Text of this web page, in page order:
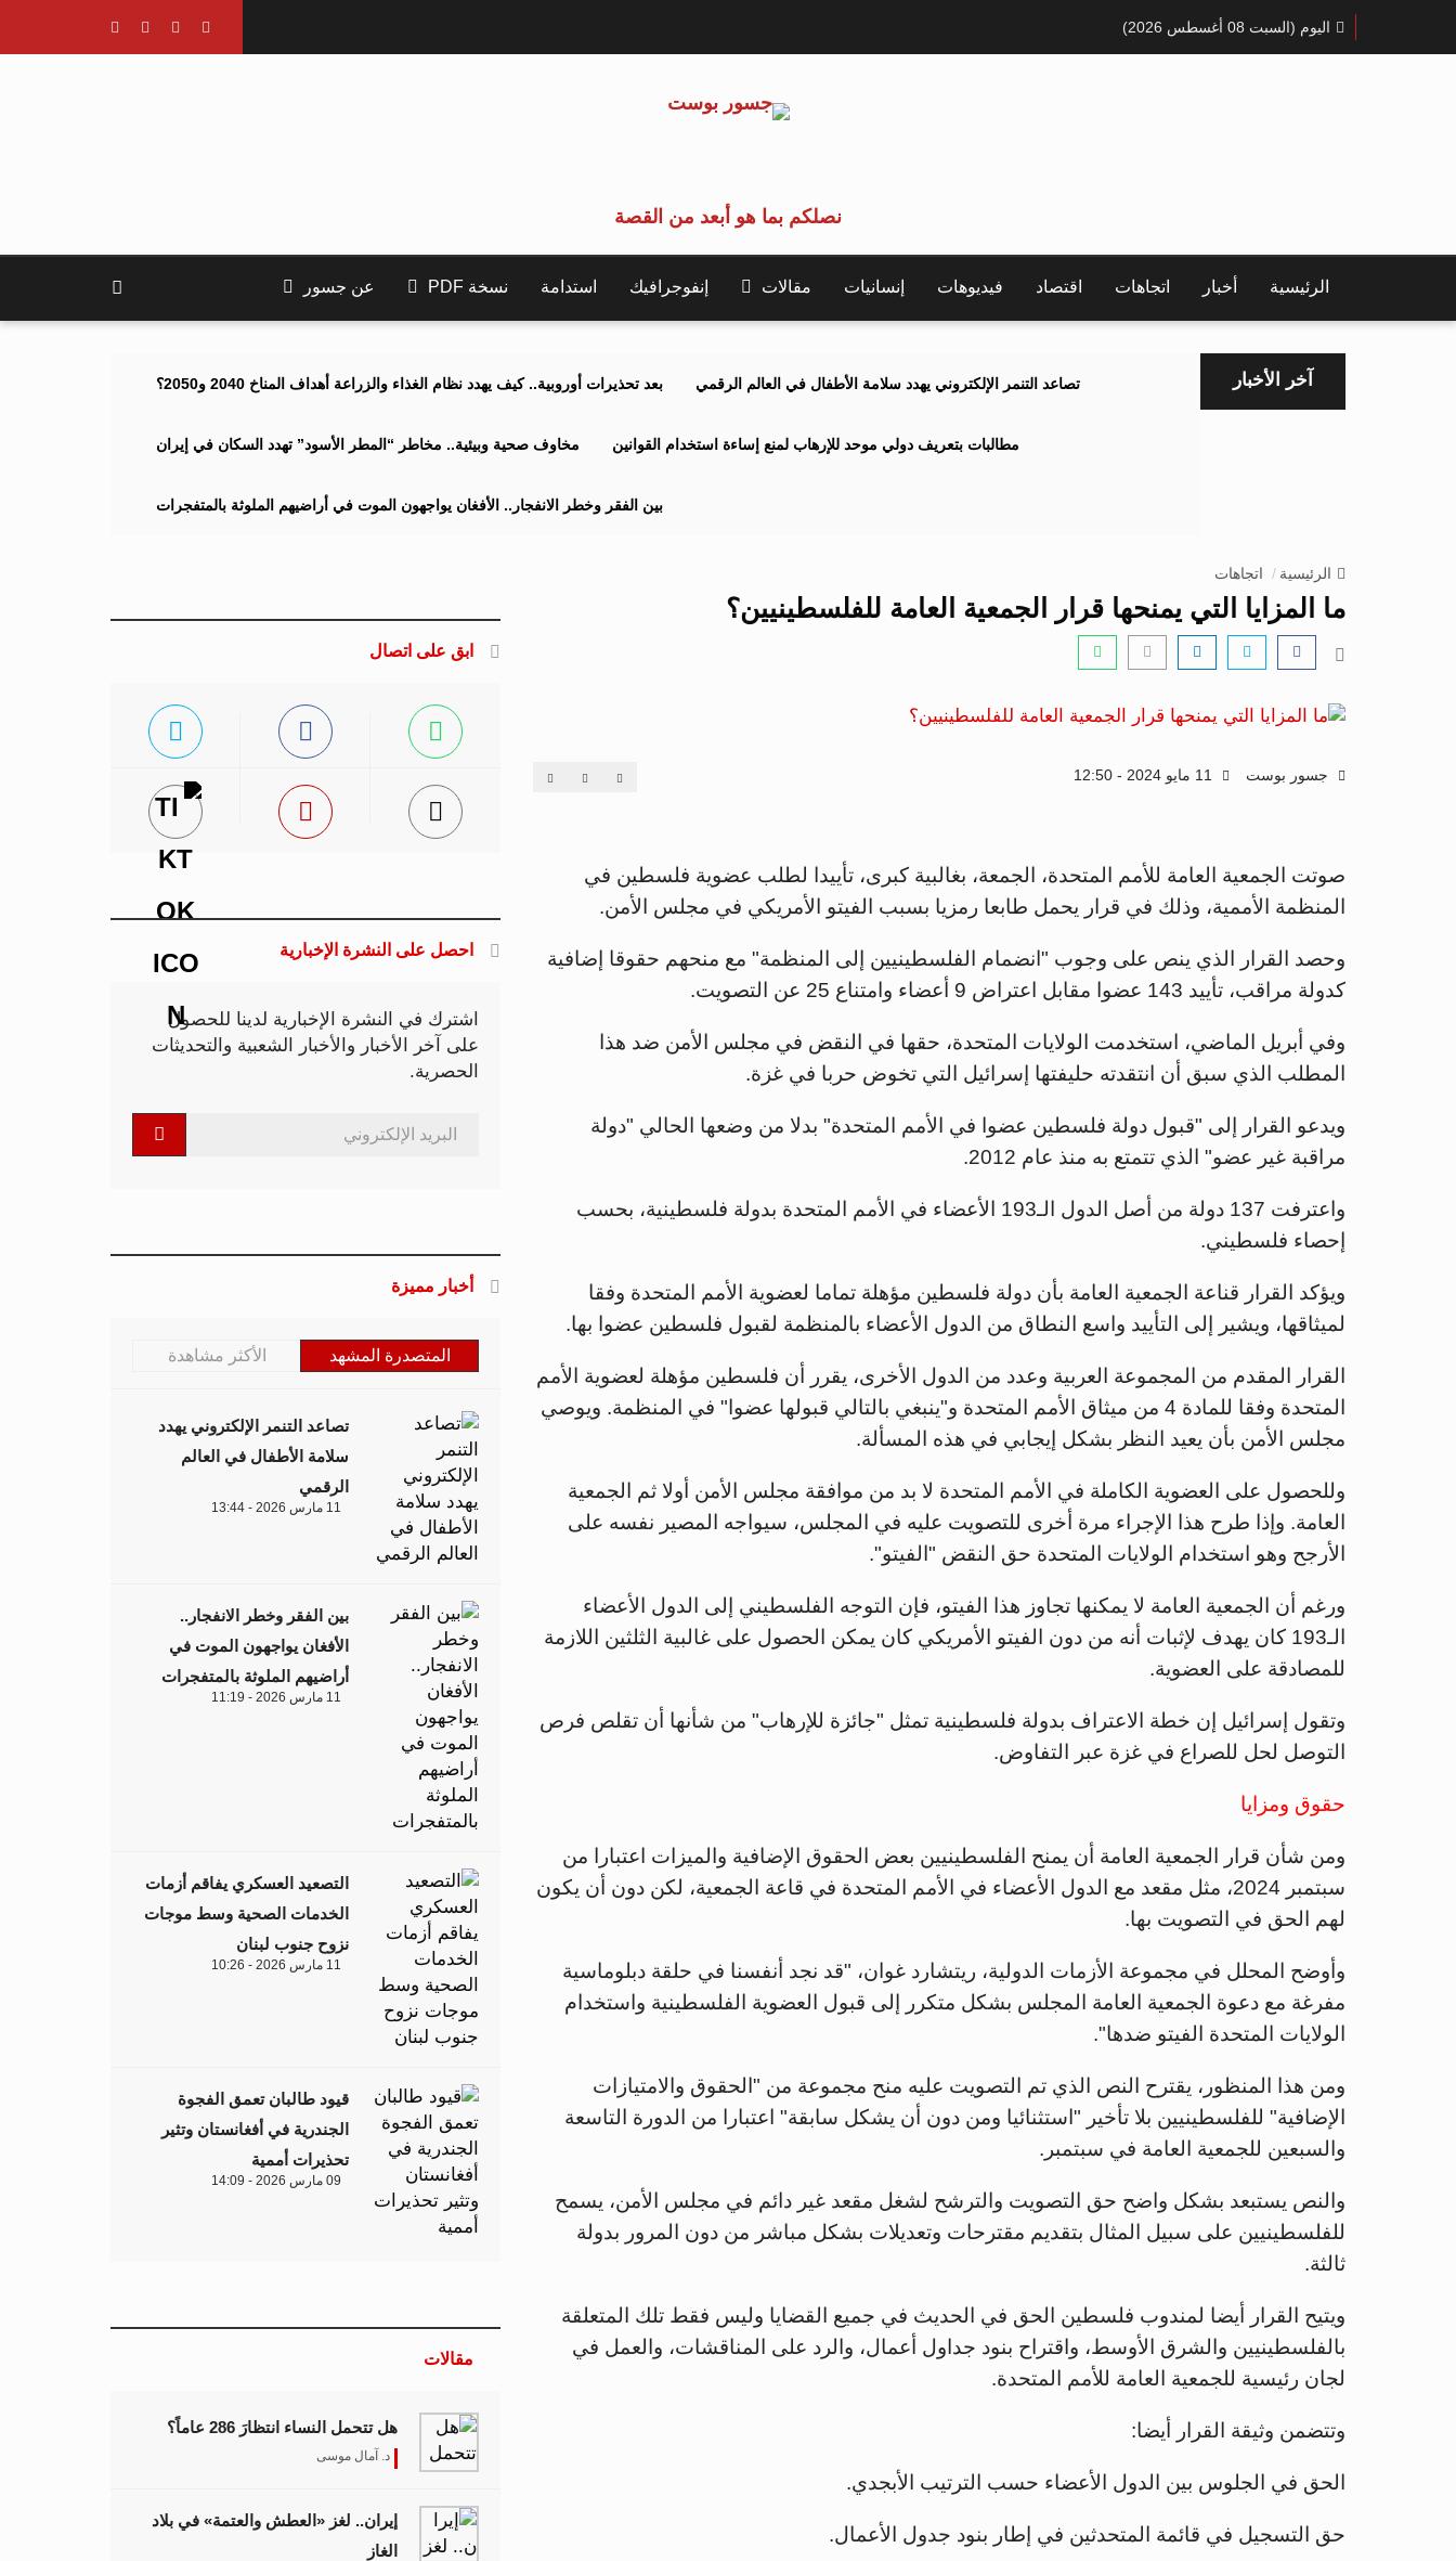
اليوم (السبت 08 أغسطس 2026)
نصلكم بما هو أبعد من القصة
الرئيسية أخبار اتجاهات اقتصاد فيديوهات إنسانيات مقالات إنفوجرافيك استدامة نسخة PDF عن جسور
آخر الأخبار بعد تحذيرات أوروبية.. كيف يهدد نظام الغذاء والزراعة أهداف المناخ 2040 و2050؟ تصاعد التنمر الإلكتروني يهدد سلامة الأطفال في العالم الرقمي
مخاوف صحية وبيئية.. مخاطر “المطر الأسود” تهدد السكان في إيران مطالبات بتعريف دولي موحد للإرهاب لمنع إساءة استخدام القوانين
بين الفقر وخطر الانفجار.. الأفغان يواجهون الموت في أراضيهم الملوثة بالمتفجرات
الرئيسية اتجاهات
ما المزايا التي يمنحها قرار الجمعية العامة للفلسطينيين؟
جسور بوست
صوتت الجمعية العامة للأمم المتحدة، الجمعة، بغالبية كبرى، تأييدا لطلب عضوية فلسطين في
المنظمة الأممية، وذلك في قرار يحمل طابعا رمزيا بسبب الفيتو الأمريكي في مجلس الأمن.
وحصد القرار الذي ينص على وجوب "انضمام الفلسطينيين إلى المنظمة" مع منحهم حقوقا إضافية
كدولة مراقب، تأييد 143 عضوا مقابل اعتراض 9 أعضاء وامتناع 25 عن التصويت.
وفي أبريل الماضي، استخدمت الولايات المتحدة، حقها في النقض في مجلس الأمن ضد هذا
المطلب الذي سبق أن انتقدته حليفتها إسرائيل التي تخوض حربا في غزة.
ويدعو القرار إلى "قبول دولة فلسطين عضوا في الأمم المتحدة" بدلا من وضعها الحالي "دولة
مراقبة غير عضو" الذي تتمتع به منذ عام 2012.
واعترفت 137 دولة من أصل الدول الـ193 الأعضاء في الأمم المتحدة بدولة فلسطينية، بحسب
إحصاء فلسطيني.
ويؤكد القرار قناعة الجمعية العامة بأن دولة فلسطين مؤهلة تماما لعضوية الأمم المتحدة وفقا
لميثاقها، ويشير إلى التأييد واسع النطاق من الدول الأعضاء بالمنظمة لقبول فلسطين عضوا بها.
القرار المقدم من المجموعة العربية وعدد من الدول الأخرى، يقرر أن فلسطين مؤهلة لعضوية الأمم
المتحدة وفقا للمادة 4 من ميثاق الأمم المتحدة و"ينبغي بالتالي قبولها عضوا" في المنظمة. ويوصي
مجلس الأمن بأن يعيد النظر بشكل إيجابي في هذه المسألة.
وللحصول على العضوية الكاملة في الأمم المتحدة لا بد من موافقة مجلس الأمن أولا ثم الجمعية
العامة. وإذا طرح هذا الإجراء مرة أخرى للتصويت عليه في المجلس، سيواجه المصير نفسه على
الأرجح وهو استخدام الولايات المتحدة حق النقض "الفيتو".
ورغم أن الجمعية العامة لا يمكنها تجاوز هذا الفيتو، فإن التوجه الفلسطيني إلى الدول الأعضاء
الـ193 كان يهدف لإثبات أنه من دون الفيتو الأمريكي كان يمكن الحصول على غالبية الثلثين اللازمة
للمصادقة على العضوية.
وتقول إسرائيل إن خطة الاعتراف بدولة فلسطينية تمثل "جائزة للإرهاب" من شأنها أن تقلص فرص
التوصل لحل للصراع في غزة عبر التفاوض.
حقوق ومزايا
ومن شأن قرار الجمعية العامة أن يمنح الفلسطينيين بعض الحقوق الإضافية والميزات اعتبارا من
سبتمبر 2024، مثل مقعد مع الدول الأعضاء في الأمم المتحدة في قاعة الجمعية، لكن دون أن يكون
لهم الحق في التصويت بها.
وأوضح المحلل في مجموعة الأزمات الدولية، ريتشارد غوان، "قد نجد أنفسنا في حلقة دبلوماسية
مفرغة مع دعوة الجمعية العامة المجلس بشكل متكرر إلى قبول العضوية الفلسطينية واستخدام
الولايات المتحدة الفيتو ضدها".
ومن هذا المنظور، يقترح النص الذي تم التصويت عليه منح مجموعة من "الحقوق والامتيازات
الإضافية" للفلسطينيين بلا تأخير "استثنائيا ومن دون أن يشكل سابقة" اعتبارا من الدورة التاسعة
والسبعين للجمعية العامة في سبتمبر.
والنص يستبعد بشكل واضح حق التصويت والترشح لشغل مقعد غير دائم في مجلس الأمن، يسمح
للفلسطينيين على سبيل المثال بتقديم مقترحات وتعديلات بشكل مباشر من دون المرور بدولة
ثالثة.
ويتيح القرار أيضا لمندوب فلسطين الحق في الحديث في جميع القضايا وليس فقط تلك المتعلقة
بالفلسطينيين والشرق الأوسط، واقتراح بنود جداول أعمال، والرد على المناقشات، والعمل في
لجان رئيسية للجمعية العامة للأمم المتحدة.
وتتضمن وثيقة القرار أيضا:
الحق في الجلوس بين الدول الأعضاء حسب الترتيب الأبجدي.
حق التسجيل في قائمة المتحدثين في إطار بنود جدول الأعمال.
ابق على اتصال
احصل على النشرة الإخبارية
اشترك في النشرة الإخبارية لدينا للحصول
على آخر الأخبار والأخبار الشعبية والتحديثات
الحصرية.
أخبار مميزة
المتصدرة المشهد الأكثر مشاهدة
تصاعد التنمر الإلكتروني يهدد
سلامة الأطفال في العالم
الرقمي
11 مارس 2026 - 13:44
بين الفقر وخطر الانفجار..
الأفغان يواجهون الموت في
أراضيهم الملوثة بالمتفجرات
11 مارس 2026 - 11:19
التصعيد العسكري يفاقم أزمات
الخدمات الصحية وسط موجات
نزوح جنوب لبنان
11 مارس 2026 - 10:26
قيود طالبان تعمق الفجوة
الجندرية في أفغانستان وتثير
تحذيرات أممية
09 مارس 2026 - 14:09
مقالات
هل تتحمل النساء انتظارَ 286 عاماً؟
د. آمال موسى
إيران.. لغز «العطش والعتمة» في بلاد
الغاز